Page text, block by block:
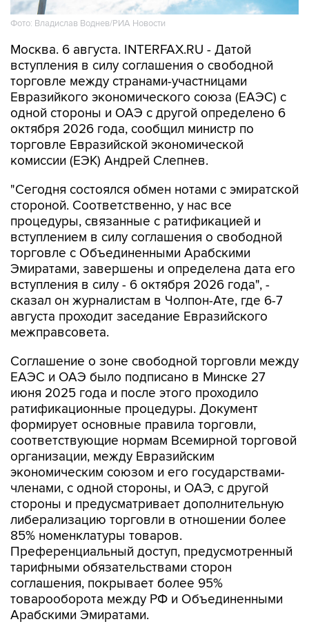
Фото: Владислав Воднев/РИА Новости
Москва. 6 августа. INTERFAX.RU - Датой
вступления в силу соглашения о свободной
торговле между странами-участницами
Евразийкого экономического союза (ЕАЭС) с
одной стороны и ОАЭ с другой определено 6
октября 2026 года, сообщил министр по
торговле Евразийской экономической
комиссии (ЕЭК) Андрей Слепнев.
"Сегодня состоялся обмен нотами с эмиратской
стороной. Соответственно, у нас все
процедуры, связанные с ратификацией и
вступлением в силу соглашения о свободной
торговле с Объединенными Арабскими
Эмиратами, завершены и определена дата его
вступления в силу - 6 октября 2026 года", -
сказал он журналистам в Чолпон-Ате, где 6-7
августа проходит заседание Евразийского
межправсовета.
Соглашение о зоне свободной торговли между
ЕАЭС и ОАЭ было подписано в Минске 27
июня 2025 года и после этого проходило
ратификационные процедуры. Документ
формирует основные правила торговли,
соответствующие нормам Всемирной торговой
организации, между Евразийским
экономическим союзом и его государствами-
членами, с одной стороны, и ОАЭ, с другой
стороны и предусматривает дополнительную
либерализацию торговли в отношении более
85% номенклатуры товаров.
Преференциальный доступ, предусмотренный
тарифными обязательствами сторон
соглашения, покрывает более 95%
товарооборота между РФ и Объединенными
Арабскими Эмиратами.